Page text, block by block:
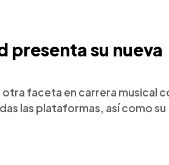
presenta su nueva
faceta en carrera musical
las plataformas, así como su